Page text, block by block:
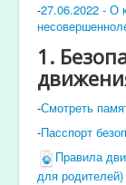
-27.06.2022 - О
1.
-Смотреть
-Пасспорт
Правила
для родителей)